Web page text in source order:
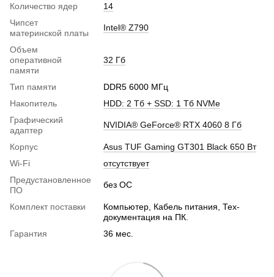
Количество ядер
14
Чипсет
материнской платы
Intel® Z790
Объем
оперативной
памяти
32 Гб
Тип памяти
DDR5 6000 МГц
Накопитель
HDD: 2 Тб + SSD: 1 Тб NVMe
Графический
адаптер
NVIDIA® GeForce® RTX 4060 8 Гб
Корпус
Asus TUF Gaming GT301 Black 650 Вт
Wi-Fi
отсутствует
Предустановленное
ПО
без ОС
Комплект поставки
Компьютер, Кабель питания, Тех-
документация на ПК.
Гарантия
36 мес.